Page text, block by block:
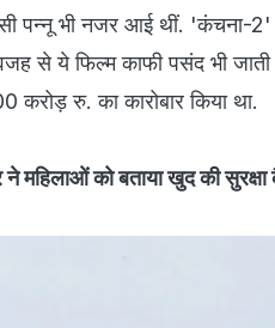
पन्नू भी नजर आई थीं. 'कंचना-2'
से ये फिल्म काफी पसंद भी जाती
रु. का कारोबार किया था.
महिलाओं को बताया खुद की